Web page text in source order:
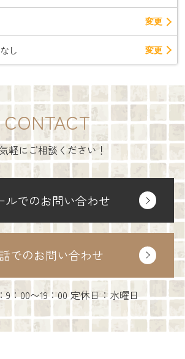
変更
なし 変更
CONTACT
軽にご相談ください！
ルでのお問い合わせ
でのお問い合わせ
9：00〜19：00 定休日：水曜日